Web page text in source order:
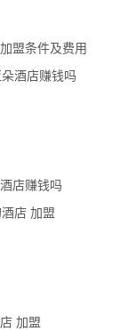
盟条件及费用
店赚钱吗
加盟